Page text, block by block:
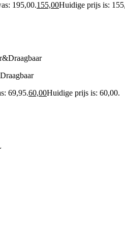
195,00.155,00Huidige prijs is:
69,95.60,00Huidige prijs is: 60,00.